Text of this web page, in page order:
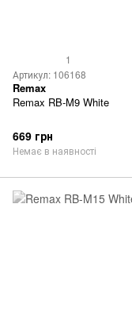
1
Артикул: 106168
Remax
Remax RB-M9 White
669 грн
Немає в наявності